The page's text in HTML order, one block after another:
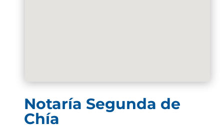
Notaría Segunda de
Chía